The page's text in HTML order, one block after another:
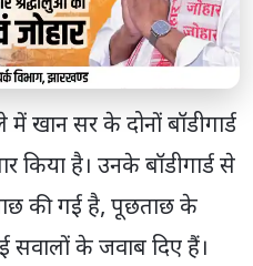
खान सर के दोनों बॉडीगार्ड
किया है। उनके बॉडीगार्ड से
की गई है, पूछताछ के
सवालों के जवाब दिए हैं।